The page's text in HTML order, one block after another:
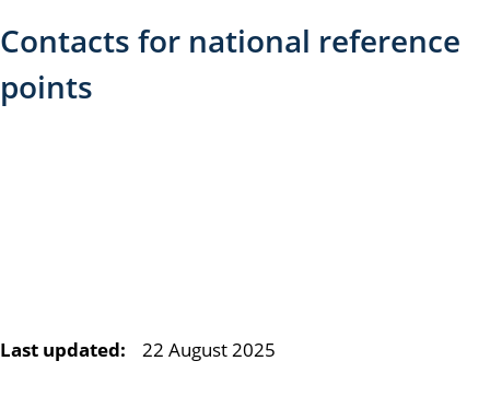
Contacts for national reference
points
Last updated: 22 August 2025